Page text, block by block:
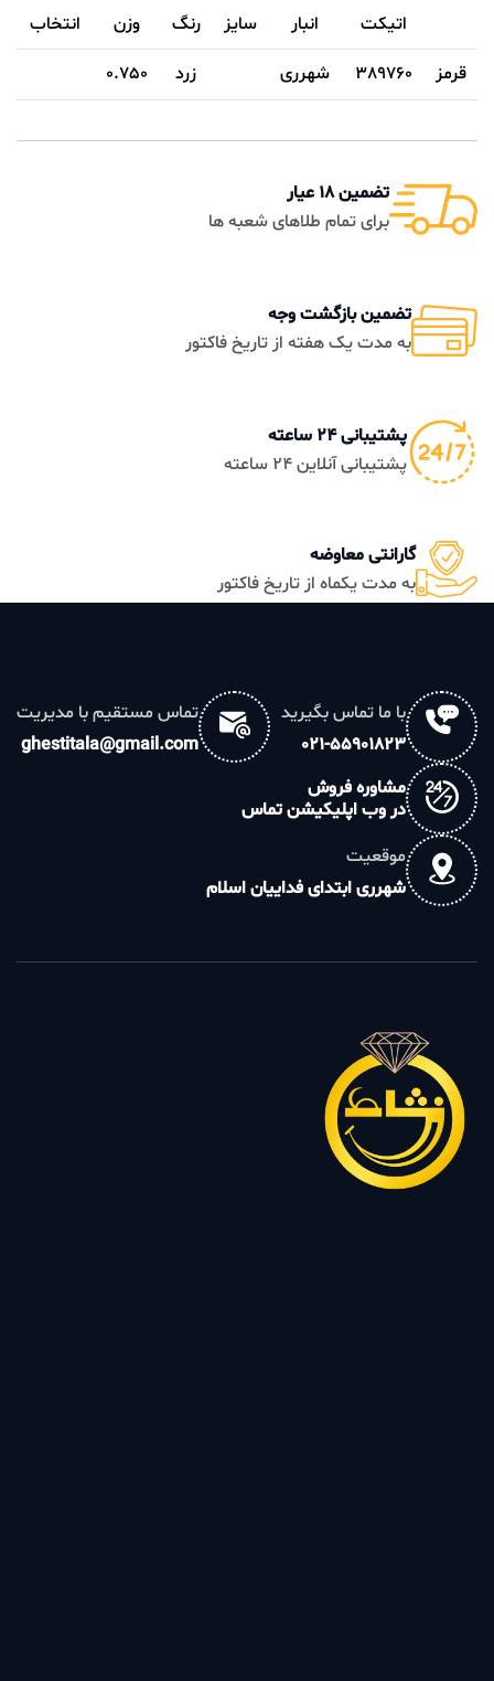
اتیکت انبار سایز رنگ وزن انتخاب
قرمز 389760 شهرری زرد 0.750
تضمین 18 عیار
برای تمام طلاهای شعبه ها
تضمین بازگشت وجه
به مدت یک هفته از تاریخ فاکتور
پشتیبانی 24 ساعته
پشتیبانی آنلاین 24 ساعته
گارانتی معاوضه
به مدت یکماه از تاریخ فاکتور
با ما تماس بگیرید
021-55901823
تماس مستقیم با مدیریت
ghestitala@gmail.com
مشاوره فروش
در وب اپلیکیشن تماس
موقعیت
شهرری ابتدای فداییان اسلام